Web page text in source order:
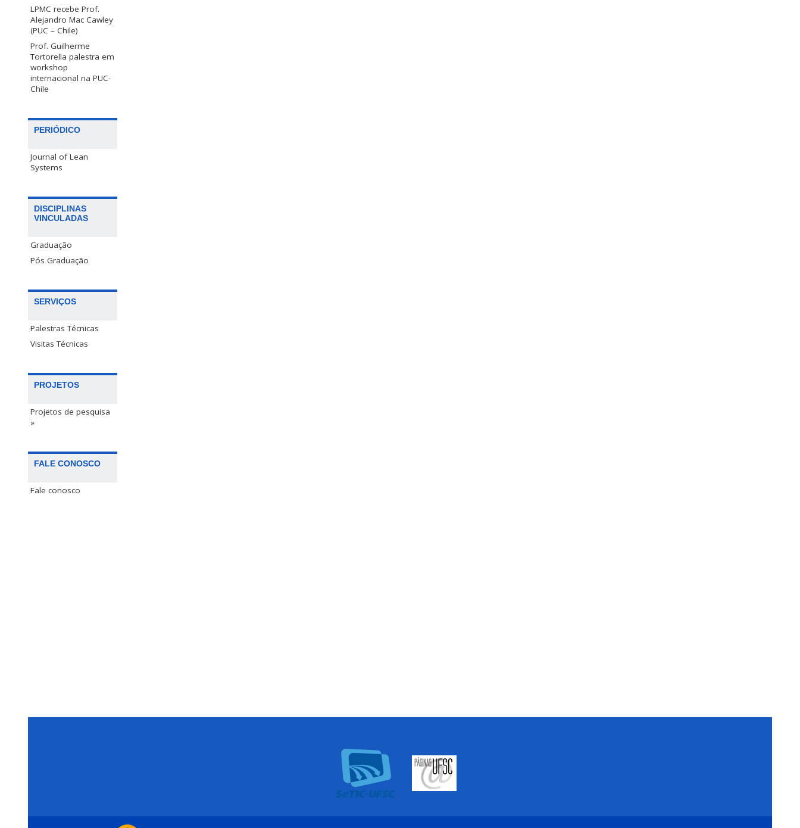
LPMC recebe Prof.
Alejandro Mac Cawley
(PUC – Chile)
Prof. Guilherme
Tortorella palestra em
workshop
internacional na PUC-
Chile
PERIÓDICO
Journal of Lean
Systems
DISCIPLINAS
VINCULADAS
Graduação
Pós Graduação
SERVIÇOS
Palestras Técnicas
Visitas Técnicas
PROJETOS
Projetos de pesquisa
»
FALE CONOSCO
Fale conosco